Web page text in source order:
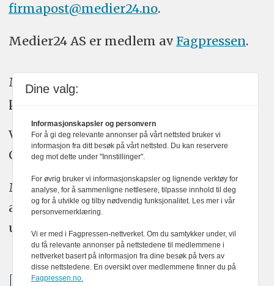
firmapost@medier24.no.
Medier24 AS er medlem av Fagpressen.
Medier24 arbeider etter Vær Varsom-
plakatens regler for god presseskikk.
Vi bruker KI-verktøy som ChatGPT,
Claude, og Gemini i journalistikken vår.
Medier24s redaksjon har alltid det fulle
ansvar for publisert innhold, med eller
uten bruk av kunstig intelligens.
Dine valg:
Informasjonskapsler og personvern
For å gi deg relevante annonser på vårt nettsted bruker vi
informasjon fra ditt besøk på vårt nettsted. Du kan reservere
deg mot dette under "Innstillinger".
For øvrig bruker vi informasjonskapsler og lignende verktøy for
analyse, for å sammenligne nettlesere, tilpasse innhold til deg
og for å utvikle og tilby nødvendig funksjonalitet. Les mer i vår
personvernerklæring.
Vi er med i Fagpressen-nettverket. Om du samtykker under, vil
du få relevante annonser på nettstedene til medlemmene i
nettverket basert på informasjon fra dine besøk på tvers av
disse nettstedene. En oversikt over medlemmene finner du på
Fagpressen.no.